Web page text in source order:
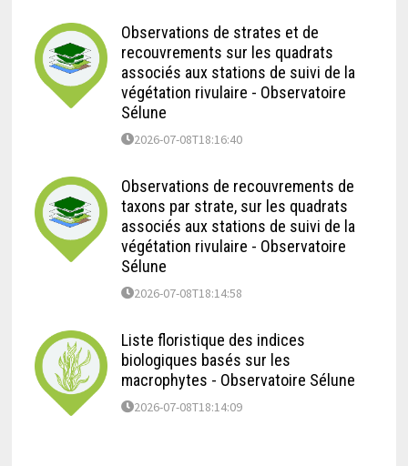
Observations de strates et de
recouvrements sur les quadrats
associés aux stations de suivi de la
végétation rivulaire - Observatoire
Sélune
2026-07-08T18:16:40
Observations de recouvrements de
taxons par strate, sur les quadrats
associés aux stations de suivi de la
végétation rivulaire - Observatoire
Sélune
2026-07-08T18:14:58
Liste floristique des indices
biologiques basés sur les
macrophytes - Observatoire Sélune
2026-07-08T18:14:09